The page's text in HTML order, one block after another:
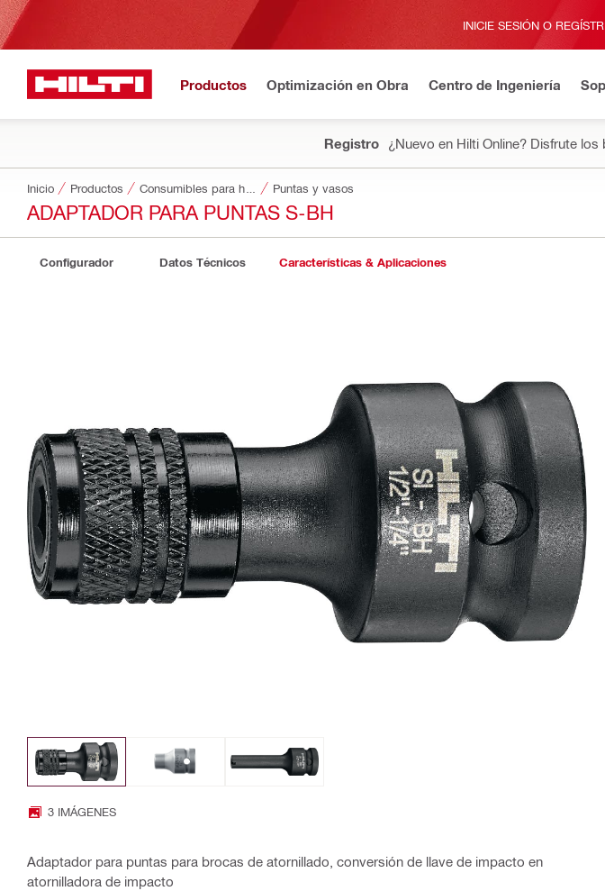
INICIE SESIÓN O
Productos Optimización en Obra Centro de Ingeniería
Registro ¿Nuevo en Hilti Online? Disfrute
Inicio Productos Puntas y vasos
ADAPTADOR PARA PUNTAS S-BH
Configurador Datos Técnicos Características & Aplicaciones
3 IMÁGENES
Adaptador para puntas para brocas de atornillado, conversión de llave de impacto en
atornilladora de impacto